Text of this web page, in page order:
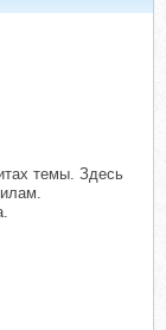
темы. Здесь